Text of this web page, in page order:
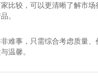
比较，可以更清晰了解市
。
难事，只需综合考虑质量
温馨。